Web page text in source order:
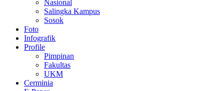
Nasional
Salingka Kampus
Sosok
Foto
Infografik
Profile
Pimpinan
Fakultas
UKM
Cerminia